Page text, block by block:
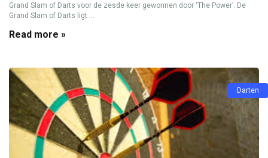
Grand Slam of Darts voor de zesde keer gewonnen door ‘The Power’. De
Grand Slam of Darts ligt ...
Read more »
Darten